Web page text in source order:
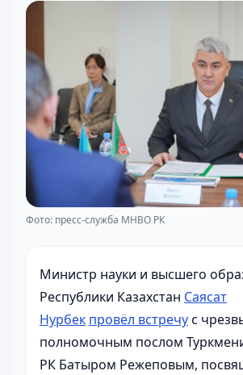
Фото: пресс-служба МНВО РК
Министр науки и высшего
Республики Казахстан Саясат
Нурбек провёл встречус
полномочным послом
РК Батыром Режеповым,